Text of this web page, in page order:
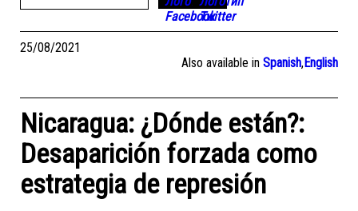
25/08/2021
Also available in Spanish,English
Nicaragua: ¿Dónde están?:
Desaparición forzada como
estrategia de represión